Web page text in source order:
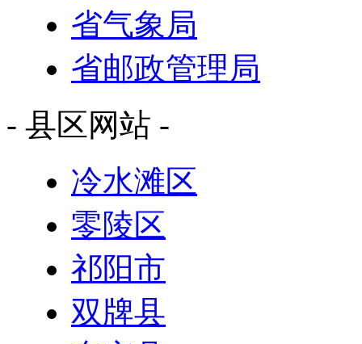
省气象局
省邮政管理局
- 县区网站 -
冷水滩区
零陵区
祁阳市
双牌县